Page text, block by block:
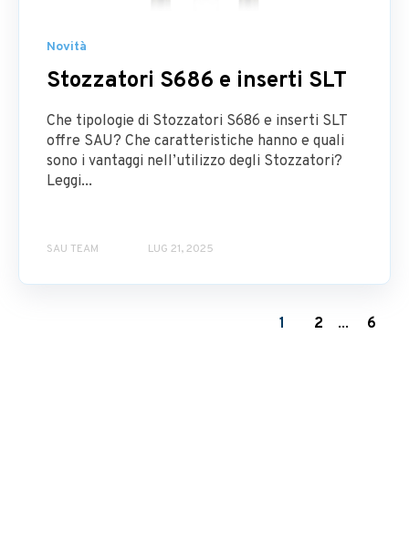
Novità
Stozzatori S686 e inserti SLT
Che tipologie di Stozzatori S686 e inserti SLT
offre SAU? Che caratteristiche hanno e quali
sono i vantaggi nell’utilizzo degli Stozzatori?
Leggi...
SAU TEAM LUG 21, 2025
1 2 ... 6